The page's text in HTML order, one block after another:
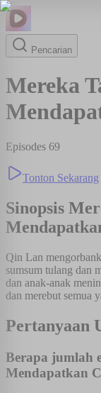
Pencarian
Mereka
Episodes 69
Tonton Sekarang
Sinopsis
Qin Lan
sumsum tulang dan
dan anak-anak
dan merebut semua
Pertanyaan
Berapa jumlah
Mendapatkan